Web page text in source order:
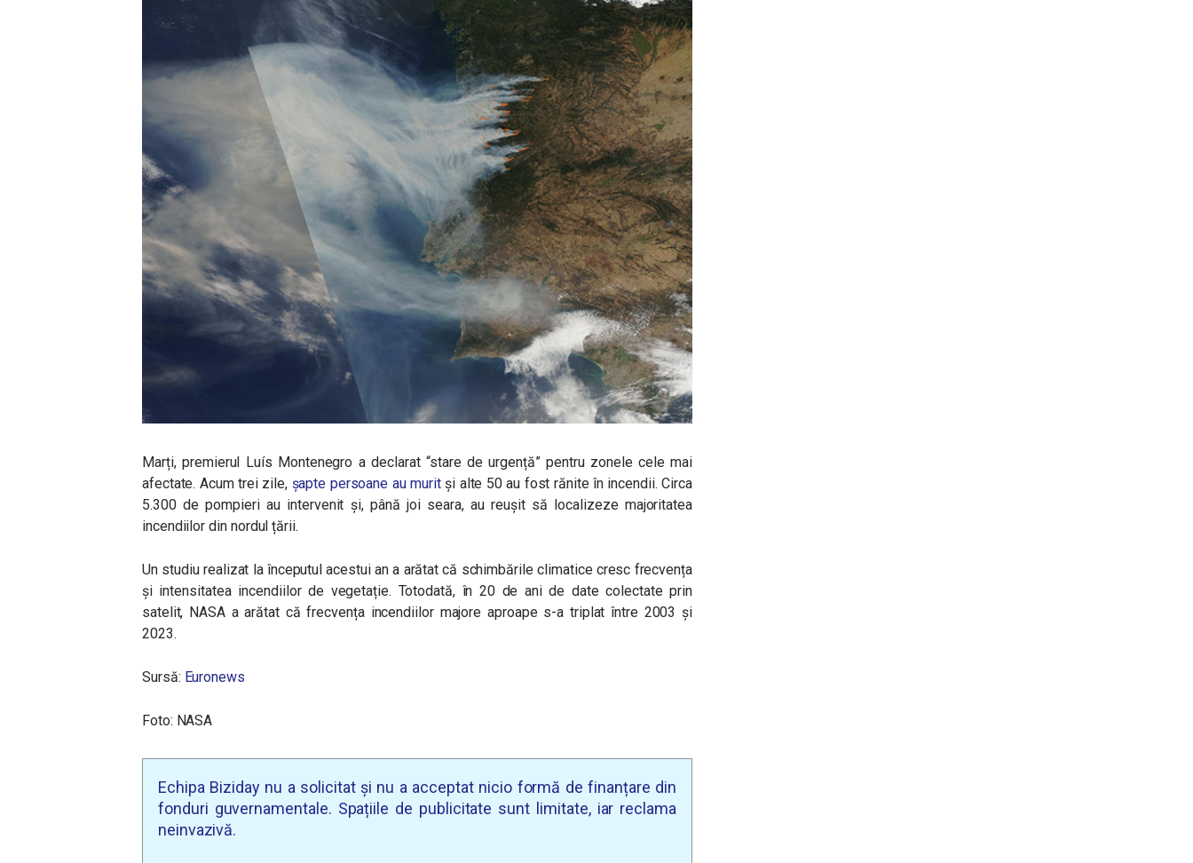
Marți, premierul Luís Montenegro a declarat “stare de urgență” pentru zonele cele mai
afectate. Acum trei zile, șapte persoane au muritși alte 50 au fost rănite în incendii. Circa
5.300 de pompieri au intervenit și, până joi seara, au reușit să localizeze majoritatea
incendiilor din nordul țării.
Un studiu realizat la începutul acestui an a arătat că schimbările climatice cresc frecvența
și intensitatea incendiilor de vegetație. Totodată, în 20 de ani de date colectate prin
satelit, NASA a arătat că frecvența incendiilor majore aproape s-a triplat între 2003 și
2023.
Sursă: Euronews
Foto: NASA
Echipa Biziday nu a solicitat și nu a acceptat nicio formă de finanțare din
fonduri guvernamentale. Spațiile de publicitate sunt limitate, iar reclama
neinvazivă.